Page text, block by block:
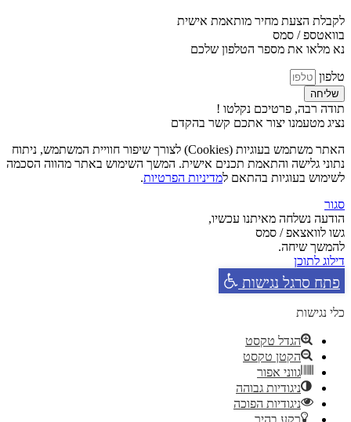
לקבלת הצעת מחיר מותאמת אישית
בוואטספ / סמס
נא מלאו את מספר הטלפון שלכם
טלפון
שליחה
תודה רבה, פרטיכם נקלטו !
נציג מטעמנו יצור אתכם קשר בהקדם
האתר משתמש בעוגיות (Cookies) לצורך שיפור חוויית המשתמש, ניתוח
נתוני גלישה והתאמת תכנים אישית. המשך השימוש באתר מהווה הסכמה
לשימוש בעוגיות בהתאם למדיניות הפרטיות.
סגור
הודעה נשלחה מאיתנו עכשיו,
גשו לוואצאפ / סמס
להמשך שיחה.
דילוג לתוכן
פתח סרגל נגישות
כלי נגישות
הגדל טקסט
הקטן טקסט
גווני אפור
ניגודיות גבוהה
ניגודיות הפוכה
רקע בהיר